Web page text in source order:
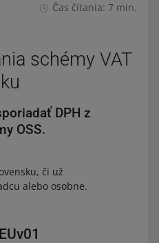
Čas čítania: 7 min.
schémy VAT
DPH z
OSS.
či už
alebo osobne.